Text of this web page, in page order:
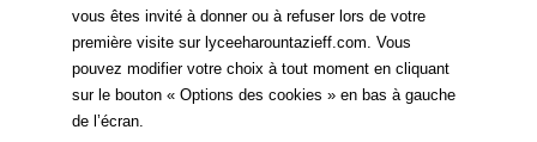
vous êtes invité à donner ou à refuser lors de votre
première visite sur lyceeharountazieff.com. Vous
pouvez modifier votre choix à tout moment en cliquant
sur le bouton « Options des cookies » en bas à gauche
de l’écran.